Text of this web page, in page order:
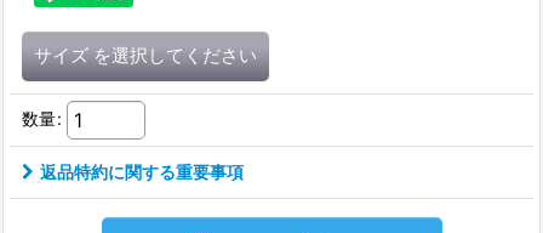
サイズ を選択してください
数量:
返品特約に関する重要事項